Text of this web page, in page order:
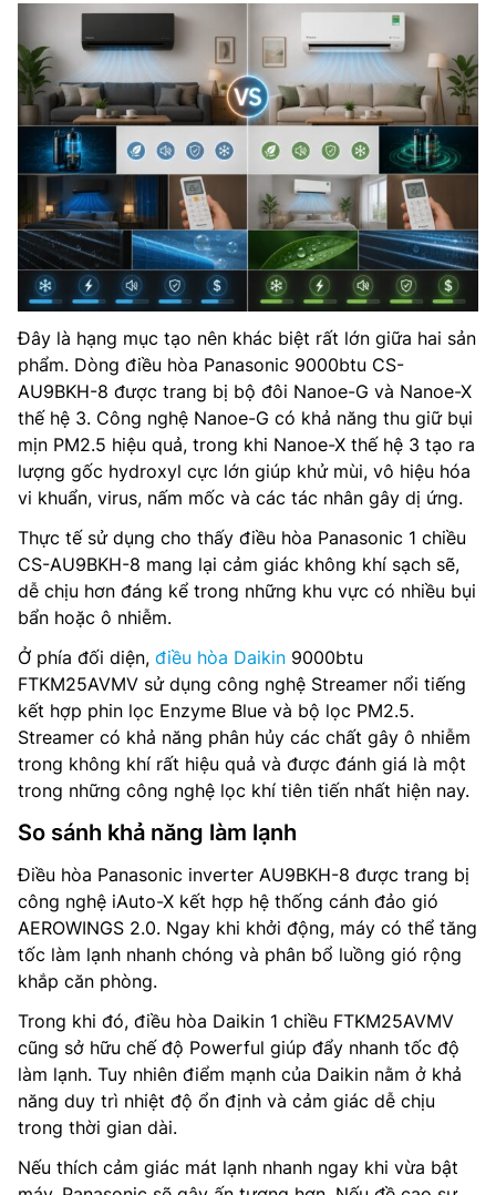
Đây là hạng mục tạo nên khác biệt rất lớn giữa hai sản
phẩm. Dòng điều hòa Panasonic 9000btu CS-
AU9BKH-8 được trang bị bộ đôi Nanoe-G và Nanoe-X
thế hệ 3. Công nghệ Nanoe-G có khả năng thu giữ bụi
mịn PM2.5 hiệu quả, trong khi Nanoe-X thế hệ 3 tạo ra
lượng gốc hydroxyl cực lớn giúp khử mùi, vô hiệu hóa
vi khuẩn, virus, nấm mốc và các tác nhân gây dị ứng.
Thực tế sử dụng cho thấy điều hòa Panasonic 1 chiều
CS-AU9BKH-8 mang lại cảm giác không khí sạch sẽ,
dễ chịu hơn đáng kể trong những khu vực có nhiều bụi
bẩn hoặc ô nhiễm.
Ở phía đối diện, điều hòa Daikin 9000btu
FTKM25AVMV sử dụng công nghệ Streamer nổi tiếng
kết hợp phin lọc Enzyme Blue và bộ lọc PM2.5.
Streamer có khả năng phân hủy các chất gây ô nhiễm
trong không khí rất hiệu quả và được đánh giá là một
trong những công nghệ lọc khí tiên tiến nhất hiện nay.
So sánh khả năng làm lạnh
Điều hòa Panasonic inverter AU9BKH-8 được trang bị
công nghệ iAuto-X kết hợp hệ thống cánh đảo gió
AEROWINGS 2.0. Ngay khi khởi động, máy có thể tăng
tốc làm lạnh nhanh chóng và phân bổ luồng gió rộng
khắp căn phòng.
Trong khi đó, điều hòa Daikin 1 chiều FTKM25AVMV
cũng sở hữu chế độ Powerful giúp đẩy nhanh tốc độ
làm lạnh. Tuy nhiên điểm mạnh của Daikin nằm ở khả
năng duy trì nhiệt độ ổn định và cảm giác dễ chịu
trong thời gian dài.
Nếu thích cảm giác mát lạnh nhanh ngay khi vừa bật